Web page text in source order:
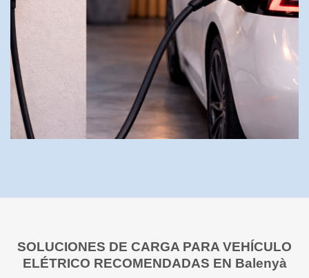
SOLUCIONES DE CARGA PARA VEHÍCULO
ELÉTRICO RECOMENDADAS EN Balenyà